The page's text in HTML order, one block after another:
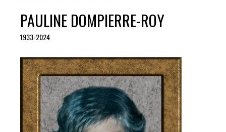
PAULINE DOMPIERRE-ROY
1933-2024